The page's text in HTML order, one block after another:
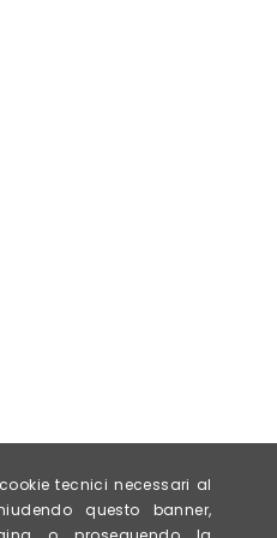
tecnici necessari al
questo banner,